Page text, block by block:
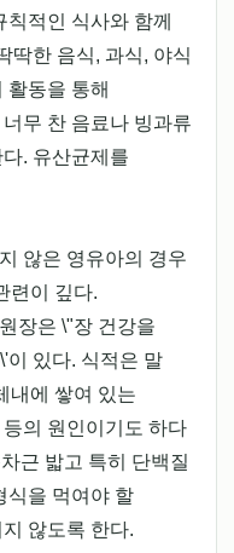
적인 식사와 함께
딱한 음식, 과식, 야식
활동을 통해
무 찬 음료나 빙과류
. 유산균제를
않은 영유아의 경우
련이 깊다.
장은 \"장 건강을
이 있다. 식적은 말
내에 쌓여 있는
의 원인이기도 하다
근 밟고 특히 단백질
식을 먹여야 할
않도록 한다.